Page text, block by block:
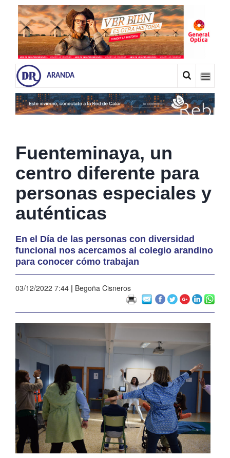
ARANDA
Fuenteminaya, un
centro diferente para
personas especiales y
auténticas
En el Día de las personas con diversidad
funcional nos acercamos al colegio arandino
para conocer cómo trabajan
03/12/2022 7:44 | Begoña Cisneros